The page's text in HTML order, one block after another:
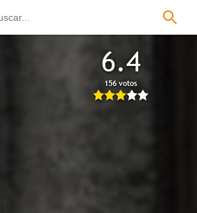
6.4
156 votos